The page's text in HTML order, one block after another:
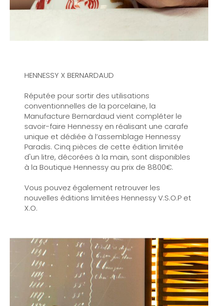
HENNESSY X BERNARDAUD
Réputée pour sortir des utilisations
conventionnelles de la porcelaine, la
Manufacture Bernardaud vient compléter le
savoir-faire Hennessy en réalisant une carafe
unique et dédiée à l’assemblage Hennessy
Paradis. Cinq pièces de cette édition limitée
d'un litre, décorées à la main, sont disponibles
à la Boutique Hennessy au prix de 8800€.
Vous pouvez également retrouver les
nouvelles éditions limitées Hennessy V.S.O.P et
X.O.